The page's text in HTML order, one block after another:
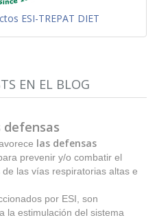
ESI-TREPAT DIET
EN EL BLOG
defensas
las defensas
prevenir y/o combatir el
las vías respiratorias altas e
por ESI, son
la estimulación del sistema